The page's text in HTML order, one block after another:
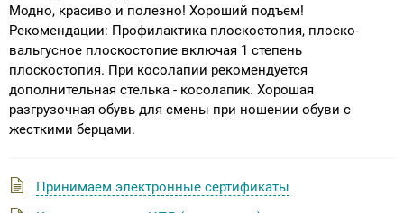
Модно, красиво и полезно! Хороший подъем!
Рекомендации: Профилактика плоскостопия, плоско-
вальгусное плоскостопие включая 1 степень
плоскостопия. При косолапии рекомендуется
дополнительная стелька - косолапик. Хорошая
разгрузочная обувь для смены при ношении обуви с
жесткими берцами.
Принимаем электронные сертификаты